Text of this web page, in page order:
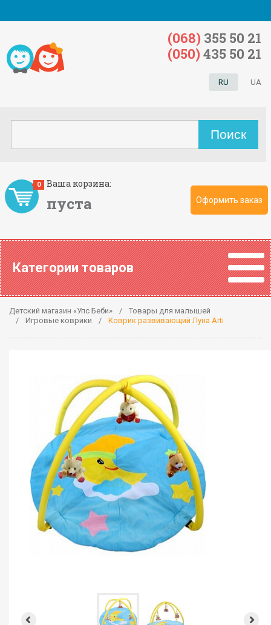
Ваша корзина:
пуста
0
Оформить заказ
RU UA
(068) 355 50 21
(050) 435 50 21
Категории товаров
Детский магазин «Упс Беби»
Товары для малышей
Игровые коврики
Коврик развивающий Луна Arti